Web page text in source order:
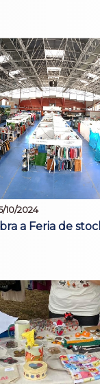
10/2024
a Feria de